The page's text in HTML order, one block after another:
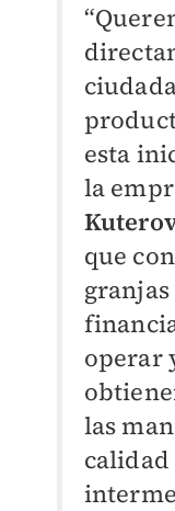
esta
la
que
operar
las
calidad